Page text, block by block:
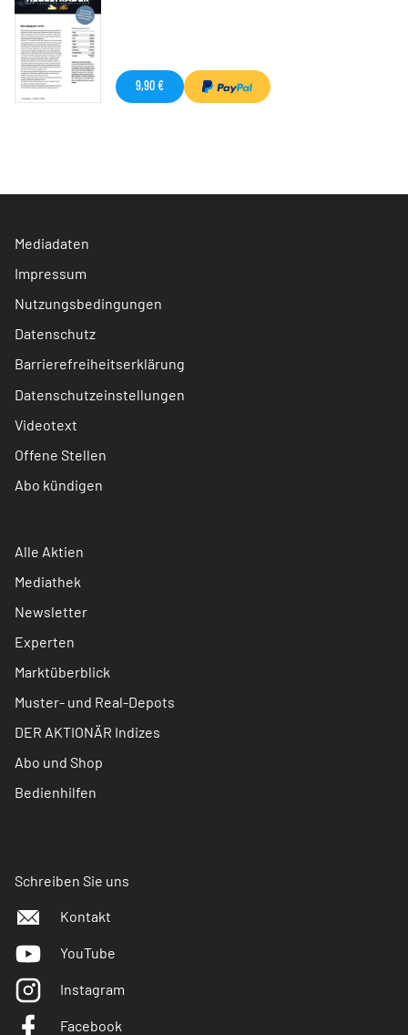
9,90 €
Mediadaten
Impressum
Nutzungsbedingungen
Datenschutz
Barrierefreiheitserklärung
Datenschutzeinstellungen
Videotext
Offene Stellen
Abo kündigen
Alle Aktien
Mediathek
Newsletter
Experten
Marktüberblick
Muster- und Real-Depots
DER AKTIONÄR Indizes
Abo und Shop
Bedienhilfen
Schreiben Sie uns
Kontakt
YouTube
Instagram
Facebook